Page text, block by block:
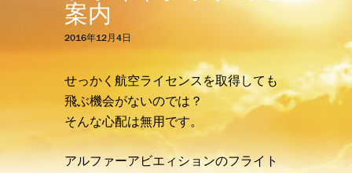
案内
2016年12月4日
せっかく航空ライセンスを取得しても
飛ぶ機会がないのでは？
そんな心配は無用です。
アルファーアビエィションのフライト